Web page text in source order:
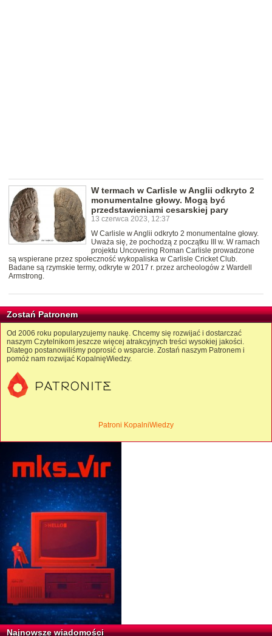
W termach w Carlisle w Anglii odkryto 2
monumentalne głowy. Mogą być
przedstawieniami cesarskiej pary
13 czerwca 2023, 12:37
W Carlisle w Anglii odkryto 2 monumentalne głowy.
Uważa się, że pochodzą z początku III w. W ramach
projektu Uncovering Roman Carlisle prowadzone
są wspierane przez społeczność wykopaliska w Carlisle Cricket Club.
Badane są rzymskie termy, odkryte w 2017 r. przez archeologów z Wardell
Armstrong.
Zostań Patronem
Od 2006 roku popularyzujemy naukę. Chcemy się rozwijać i dostarczać
naszym Czytelnikom jeszcze więcej atrakcyjnych treści wysokiej jakości.
Dlatego postanowiliśmy poprosić o wsparcie. Zostań naszym Patronem i
pomóż nam rozwijać KopalnięWiedzy.
Patroni KopalniWiedzy
Najnowsze wiadomości